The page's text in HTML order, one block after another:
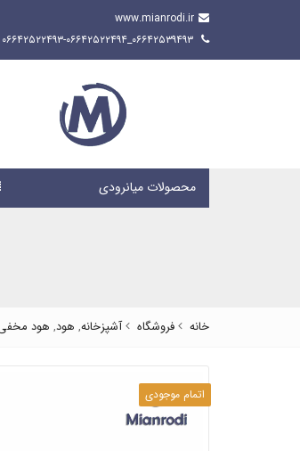
www.mianrodi.ir
محصولات میانرودی
خانه فروشگاه آشپزخانه, هود, هود
اتمام موجودی